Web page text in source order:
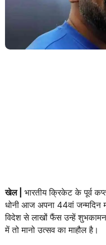
खेल |
भारतीय क्रिकेट के पूर्व
धोनी आज अपना 44वां
विदेश से लाखों फैंस उन्हें
में तो मानो उत्सव का माहौल है।